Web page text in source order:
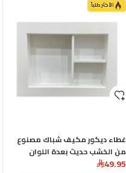
الأكثر طلباً
غطاء ديكور مكيف شباك مصنوع
من الخشب حديث بعدة اللوان
49.95